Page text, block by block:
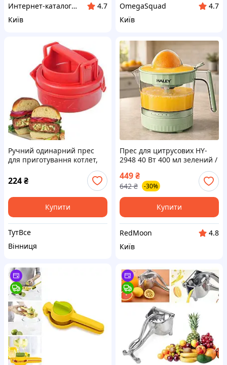
Интернет-каталог скидок "Гривна Маркет"
4.7
Київ
OmegaSquad
4.7
Київ
Ручний одинарний прес
для приготування котлет,
гамбургерів Stufz Sliders
PR3
224₴
Купити
ТутВсе
Вінниця
Прес для цитрусових HY-
2948 40 Вт 400 мл зелений /
Соковижималка для
цитрусових
449₴
642 ₴ -30%
Купити
RedMoon
4.8
Київ